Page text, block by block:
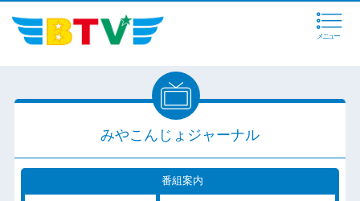
メニュー
みやこんじょジャーナル
番組案内